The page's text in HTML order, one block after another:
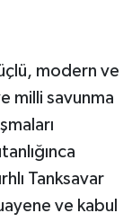
modern ve
milli savunma
Tanksavar
ve kabul